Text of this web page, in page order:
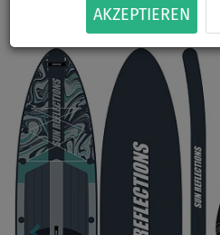
AKZEPTIEREN
Previous